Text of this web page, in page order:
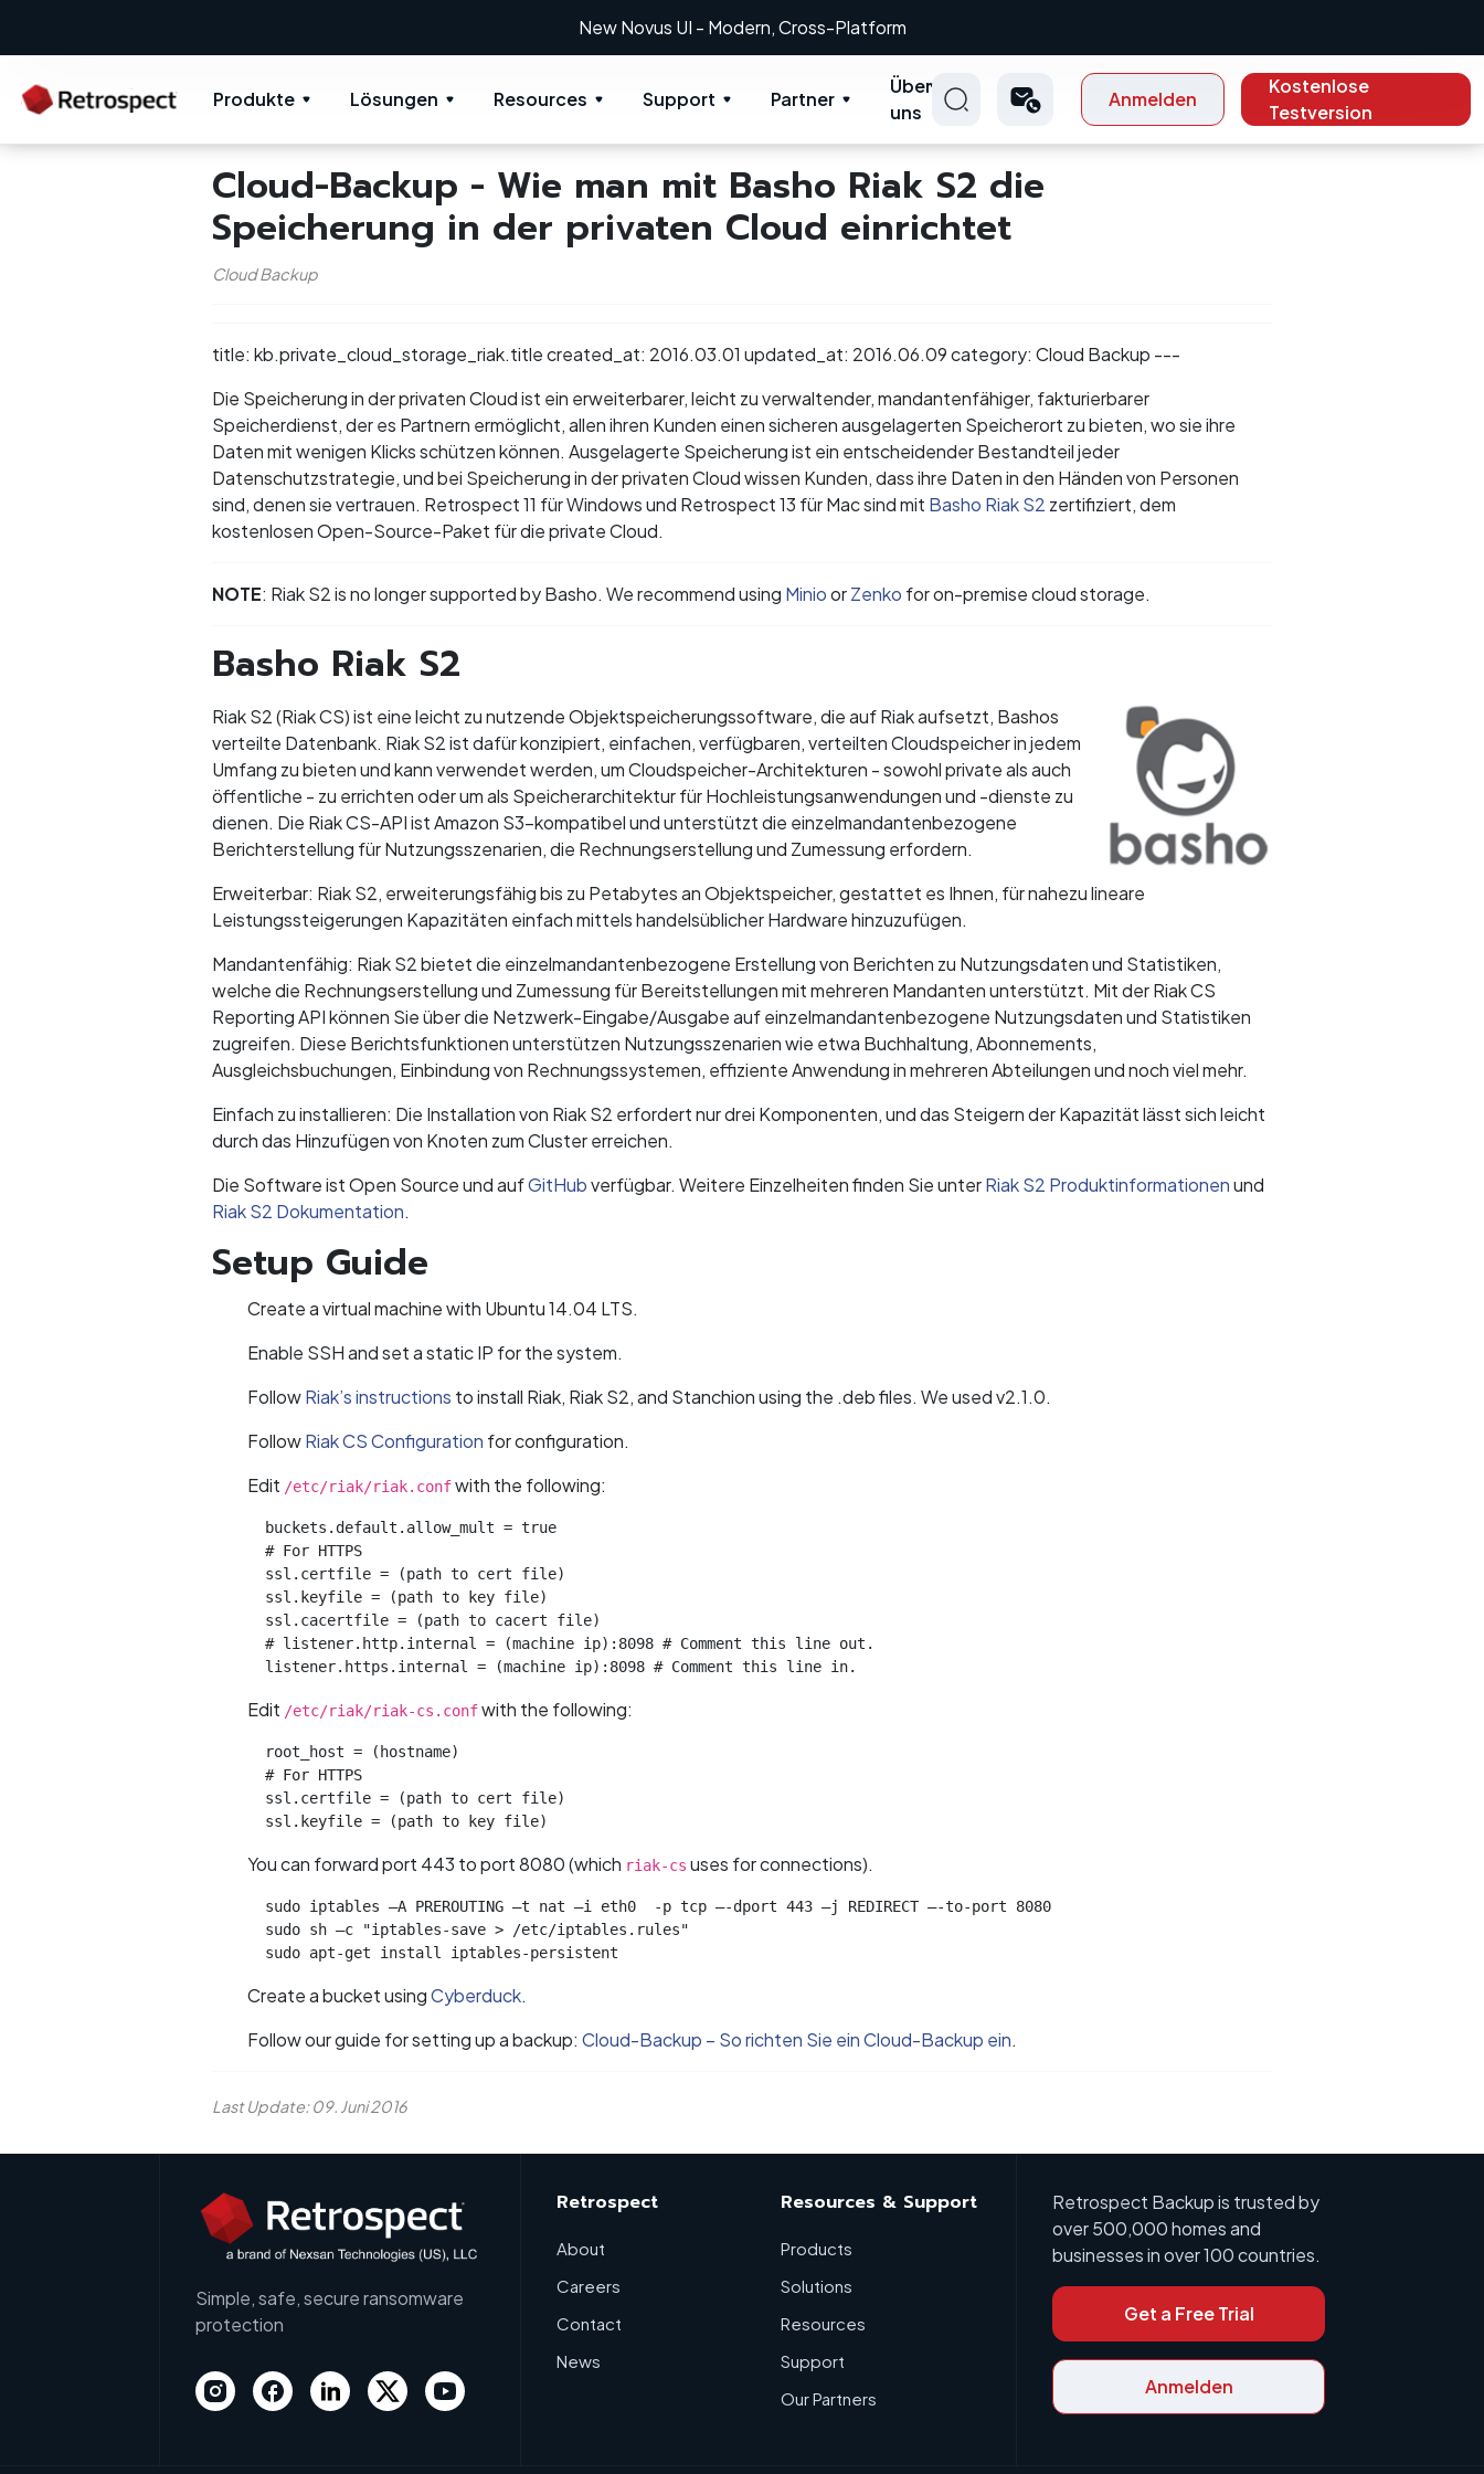
New Novus UI - Modern, Cross-Platform
Produkte Lösungen Resources Support Partner
Über
uns
Anmelden
Kostenlose
Testversion
Cloud-Backup - Wie man mit Basho Riak S2 die
Speicherung in der privaten Cloud einrichtet
Cloud Backup
title: kb.private_cloud_storage_riak.title created_at: 2016.03.01 updated_at: 2016.06.09 category: Cloud Backup ---
Die Speicherung in der privaten Cloud ist ein erweiterbarer, leicht zu verwaltender, mandantenfähiger, fakturierbarer
Speicherdienst, der es Partnern ermöglicht, allen ihren Kunden einen sicheren ausgelagerten Speicherort zu bieten, wo sie ihre
Daten mit wenigen Klicks schützen können. Ausgelagerte Speicherung ist ein entscheidender Bestandteil jeder
Datenschutzstrategie, und bei Speicherung in der privaten Cloud wissen Kunden, dass ihre Daten in den Händen von Personen
sind, denen sie vertrauen. Retrospect 11 für Windows und Retrospect 13 für Mac sind mit Basho Riak S2 zertifiziert, dem
kostenlosen Open-Source-Paket für die private Cloud.
NOTE: Riak S2 is no longer supported by Basho. We recommend using MinioorZenko for on-premise cloud storage.
Basho Riak S2
Riak S2 (Riak CS) ist eine leicht zu nutzende Objektspeicherungssoftware, die auf Riak aufsetzt, Bashos
verteilte Datenbank. Riak S2 ist dafür konzipiert, einfachen, verfügbaren, verteilten Cloudspeicher in jedem
Umfang zu bieten und kann verwendet werden, um Cloudspeicher-Architekturen - sowohl private als auch
öffentliche - zu errichten oder um als Speicherarchitektur für Hochleistungsanwendungen und -dienste zu
dienen. Die Riak CS-API ist Amazon S3-kompatibel und unterstützt die einzelmandantenbezogene
Berichterstellung für Nutzungsszenarien, die Rechnungserstellung und Zumessung erfordern.
Erweiterbar: Riak S2, erweiterungsfähig bis zu Petabytes an Objektspeicher, gestattet es Ihnen, für nahezu lineare
Leistungssteigerungen Kapazitäten einfach mittels handelsüblicher Hardware hinzuzufügen.
Mandantenfähig: Riak S2 bietet die einzelmandantenbezogene Erstellung von Berichten zu Nutzungsdaten und Statistiken,
welche die Rechnungserstellung und Zumessung für Bereitstellungen mit mehreren Mandanten unterstützt. Mit der Riak CS
Reporting API können Sie über die Netzwerk-Eingabe/Ausgabe auf einzelmandantenbezogene Nutzungsdaten und Statistiken
zugreifen. Diese Berichtsfunktionen unterstützen Nutzungsszenarien wie etwa Buchhaltung, Abonnements,
Ausgleichsbuchungen, Einbindung von Rechnungssystemen, effiziente Anwendung in mehreren Abteilungen und noch viel mehr.
Einfach zu installieren: Die Installation von Riak S2 erfordert nur drei Komponenten, und das Steigern der Kapazität lässt sich leicht
durch das Hinzufügen von Knoten zum Cluster erreichen.
Die Software ist Open Source und aufGitHubverfügbar. Weitere Einzelheiten finden Sie unterRiak S2 Produktinformationenund
Riak S2 Dokumentation.
Setup Guide
Create a virtual machine with Ubuntu 14.04 LTS.
Enable SSH and set a static IP for the system.
FollowRiak’s instructions to install Riak, Riak S2, and Stanchion using the .deb files. We used v2.1.0.
FollowRiak CS Configuration for configuration.
Edit /etc/riak/riak.confwith the following:
  buckets.default.allow_mult = true
  # For HTTPS
  ssl.certfile = (path to cert file)
  ssl.keyfile = (path to key file)
  ssl.cacertfile = (path to cacert file)
  # listener.http.internal = (machine ip):8098 # Comment this line out.
  listener.https.internal = (machine ip):8098 # Comment this line in.
Edit /etc/riak/riak-cs.confwith the following:
  root_host = (hostname)
  # For HTTPS
  ssl.certfile = (path to cert file)
  ssl.keyfile = (path to key file)
You can forward port 443 to port 8080 (which riak-cs uses for connections).
  sudo iptables –A PREROUTING –t nat –i eth0  -p tcp –-dport 443 –j REDIRECT –-to-port 8080
  sudo sh –c "iptables-save > /etc/iptables.rules"
  sudo apt-get install iptables-persistent
Create a bucket usingCyberduck.
Follow our guide for setting up a backup: Cloud-Backup – So richten Sie ein Cloud-Backup ein.
Last Update: 09. Juni 2016
Simple, safe, secure ransomware
protection
Retrospect
About
Careers
Contact
News
Resources & Support
Products
Solutions
Resources
Support
Our Partners
Retrospect Backup is trusted by
over 500,000 homes and
businesses in over 100 countries.
Get a Free Trial
Anmelden